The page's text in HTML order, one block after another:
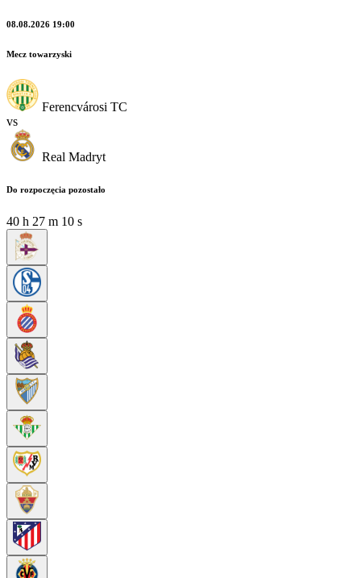
08.08.2026 19:00
Mecz towarzyski
Ferencvárosi TC
vs
Real Madryt
Do rozpoczęcia pozostało
40 h 27 m 09 s